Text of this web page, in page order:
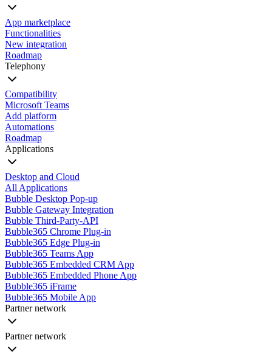
App marketplace
Functionalities
New integration
Roadmap
Telephony
Compatibility
Microsoft Teams
Add platform
Automations
Roadmap
Applications
Desktop and Cloud
All Applications
Bubble Desktop Pop-up
Bubble Gateway Integration
Bubble Third-Party-API
Bubble365 Chrome Plug-in
Bubble365 Edge Plug-in
Bubble365 Teams App
Bubble365 Embedded CRM App
Bubble365 Embedded Phone App
Bubble365 iFrame
Bubble365 Mobile App
Partner network
Partner network